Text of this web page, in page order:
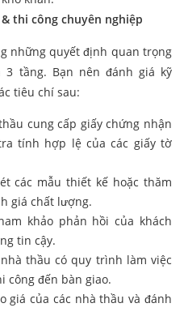
thi công chuyên nghiệp
những quyết định quan trọng
tầng. Bạn nên đánh giá kỹ
tiêu chí sau:
cung cấp giấy chứng nhận
tính hợp lệ của các giấy tờ
các mẫu thiết kế hoặc thăm
giá chất lượng.
khảo phản hồi của khách
tin cậy.
thầu có quy trình làm việc
công đến bàn giao.
giá của các nhà thầu và đánh